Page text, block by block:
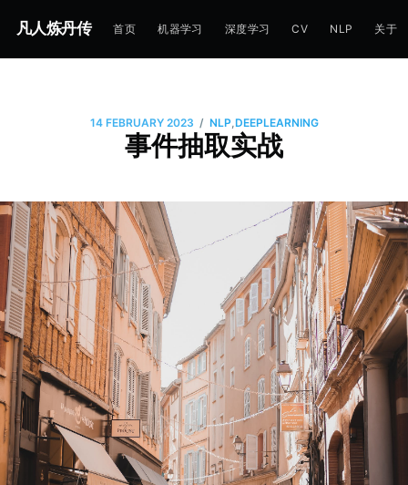
凡人炼丹传 首页 机器学习 深度学习 CV NLP 关于
14 FEBRUARY 2023 / NLP,DEEPLEARNING
事件抽取实战